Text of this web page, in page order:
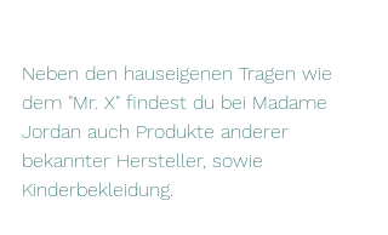
Neben den hauseigenen Tragen wie
dem "Mr. X" findest du bei Madame
Jordan auch Produkte anderer
bekannter Hersteller, sowie
Kinderbekleidung.